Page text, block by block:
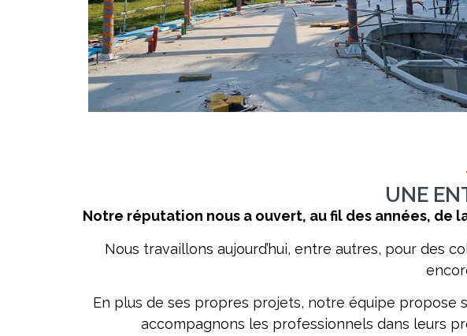
UNE
Notre réputation nous a ouvert, au fil des années, de
Nous travaillons aujourd’hui, entre autres, pour des
En plus de ses propres projets, notre équipe propose
accompagnons les professionnels dans leurs